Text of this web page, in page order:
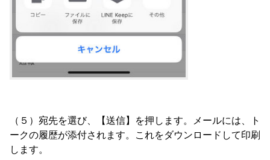
（５）宛先を選び、【送信】を押します。メールには、ト
ークの履歴が添付されます。これをダウンロードして印刷
します。